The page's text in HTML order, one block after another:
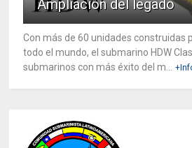
Ampliación del legado
Con más de 60 unidades construidas
todo el mundo, el submarino HDW
submarinos con más éxito del m...